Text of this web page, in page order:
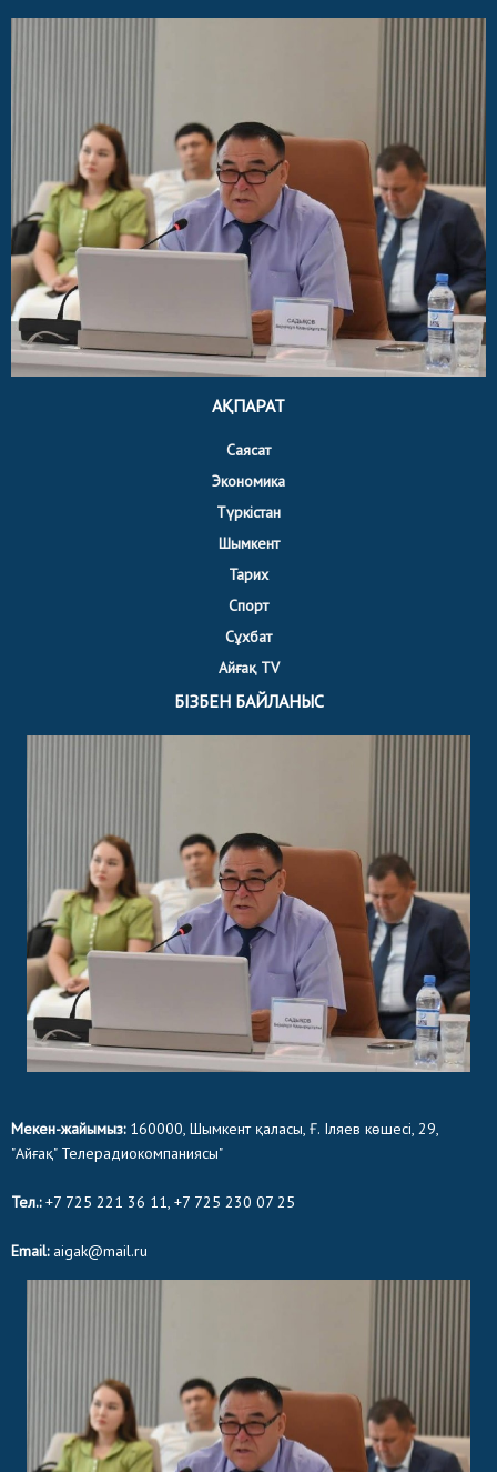
АҚПАРАТ
Саясат
Экономика
Түркістан
Шымкент
Тарих
Спорт
Сұхбат
Айғақ TV
БІЗБЕН БАЙЛАНЫС
Мекен-жайымыз:160000, Шымкент қаласы, Ғ. Іляев көшесі, 29,
"Айғақ" Телерадиокомпаниясы"
Тел.:+7 725 221 36 11, +7 725 230 07 25
Email:aigak@mail.ru